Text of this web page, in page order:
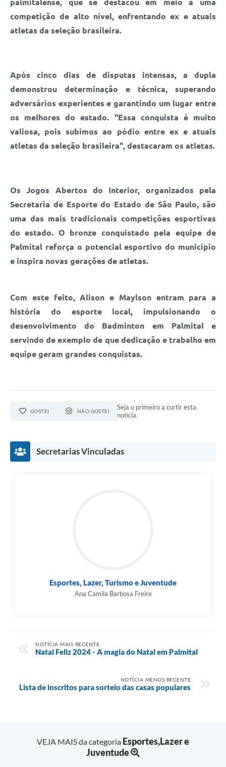
competição de alto nível, enfrentando ex e atuais
atletas da seleção brasileira.
Após cinco dias de disputas intensas, a dupla
demonstrou determinação e técnica, superando
adversários experientes e garantindo um lugar entre
os melhores do estado. "Essa conquista é muito
valiosa, pois subimos ao pódio entre ex e atuais
atletas da seleção brasileira", destacaram os atletas.
Os Jogos Abertos do Interior, organizados pela
Secretaria de Esporte do Estado de São Paulo, são
uma das mais tradicionais competições esportivas
do estado. O bronze conquistado pela equipe de
Palmital reforça o potencial esportivo do município
e inspira novas gerações de atletas.
Com este feito, Alison e Maylson entram para a
história do esporte local, impulsionando o
desenvolvimento do Badminton em Palmital e
servindo de exemplo de que dedicação e trabalho em
equipe geram grandes conquistas.
GOSTEI NÃO GOSTEI
Seja o primeiro a curtir esta
notícia.
Secretarias Vinculadas
Esportes, Lazer, Turismo e Juventude
Ana Camila Barbosa Freire
NOTÍCIA MAIS RECENTE
Natal Feliz 2024 - A magia do Natal em Palmital
NOTÍCIA MENOS RECENTE
Lista de inscritos para sorteio das casas populares
VEJA MAIS da categoria Esportes,Lazer e
Juventude